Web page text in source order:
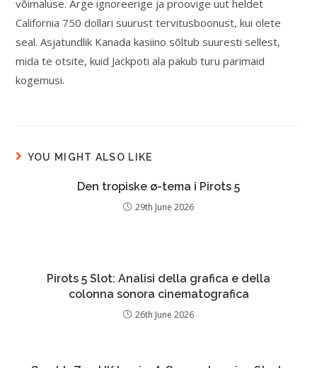
võimaluse. Ärge ignoreerige ja proovige uut heldet
California 750 dollari suurust tervitusboonust, kui olete
seal. Asjatundlik Kanada kasiino sõltub suuresti sellest,
mida te otsite, kuid Jackpoti ala pakub turu parimaid
kogemusi.
YOU MIGHT ALSO LIKE
Den tropiske ø-tema i Pirots 5
29th June 2026
Pirots 5 Slot: Analisi della grafica e della
colonna sonora cinematografica
26th June 2026